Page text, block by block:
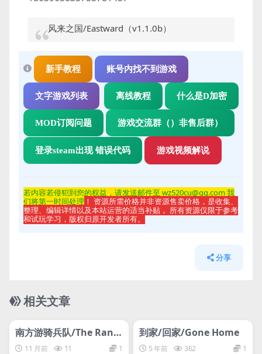
风来之国/Eastward（v1.1.0b）
新手教程 账号内找不到游戏
文字游戏列表 离线教程 什么是D加密
MOD订阅问题 游戏交流群（）非售后群）
登录steam出现 错误代码 游戏视频解说
若内容若侵犯到您的权益，请发送邮件至 wz520cu@qq.com 我
们将第一时间处理 ！ 资源所需价格并非资源售卖价格，是收集、
整理、编辑详情以及本站运营的适当补贴， 所有资源仅限于参考
和试玩学习，版权归原开发者所有。
分享
相关文章
网盘下载游戏
南方游骑兵队/The Rang
ers In The South
11 月前 11 1
网盘下载游戏
到家/回家/Gone Home
5 年前 362 1